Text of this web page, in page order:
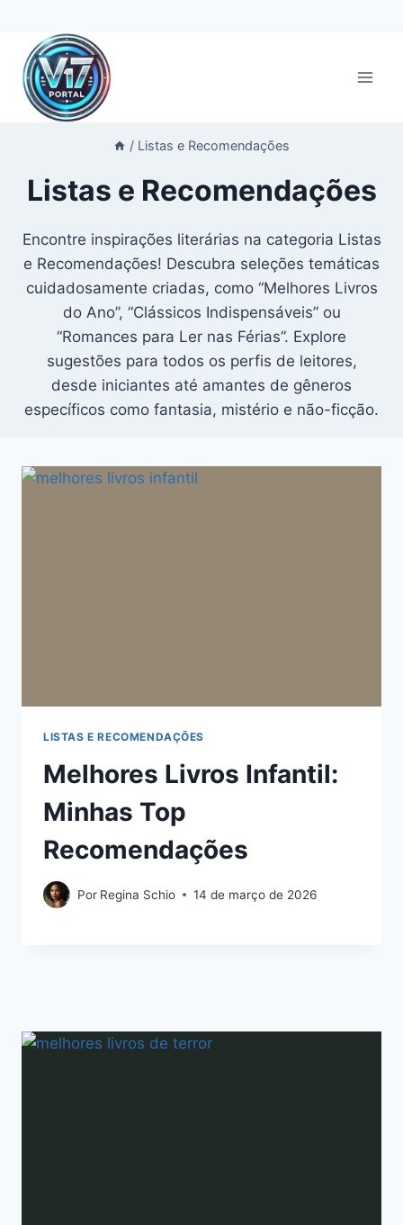
Pular
para
Conteúdo
/ Listas e Recomendações
Listas e Recomendações
Encontre inspirações literárias na categoria Listas
e Recomendações! Descubra seleções temáticas
cuidadosamente criadas, como “Melhores Livros
do Ano”, “Clássicos Indispensáveis” ou
“Romances para Ler nas Férias”. Explore
sugestões para todos os perfis de leitores,
desde iniciantes até amantes de gêneros
específicos como fantasia, mistério e não-ficção.
LISTAS E RECOMENDAÇÕES
Melhores Livros Infantil:
Minhas Top
Recomendações
Por Regina Schio 14 de março de 2026